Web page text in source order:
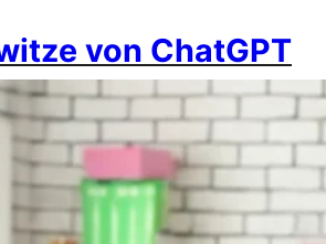
von ChatGPT